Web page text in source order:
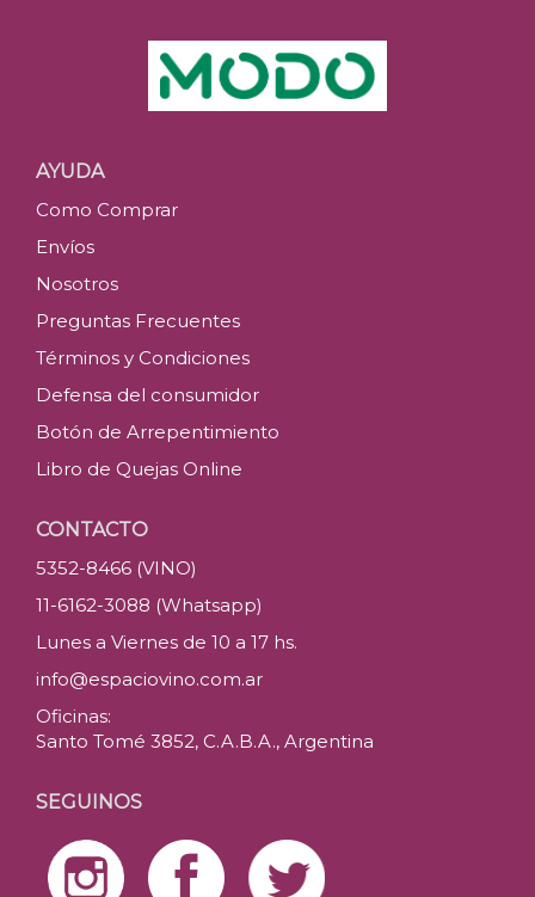
AYUDA
Como Comprar
Envíos
Nosotros
Preguntas Frecuentes
Términos y Condiciones
Defensa del consumidor
Botón de Arrepentimiento
Libro de Quejas Online
CONTACTO
5352-8466 (VINO)
11-6162-3088 (Whatsapp)
Lunes a Viernes de 10 a 17 hs.
info@espaciovino.com.ar
Oficinas:
Santo Tomé 3852, C.A.B.A., Argentina
SEGUINOS